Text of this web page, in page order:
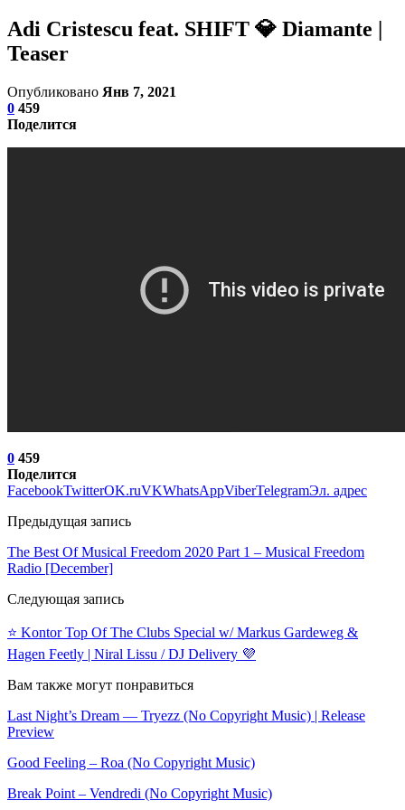
Adi Cristescu feat. SHIFT 💎 Diamante |
Teaser
Опубликовано Янв 7, 2021
0 459
Поделится
0 459
Поделится
FacebookTwitterOK.ruVKWhatsAppViberTelegramЭл. адрес
Предыдущая запись
The Best Of Musical Freedom 2020 Part 1 – Musical Freedom
Radio [December]
Следующая запись
⭐️ Kontor Top Of The Clubs Special w/ Markus Gardeweg &
Hagen Feetly | Niral Lissu / DJ Delivery 💜
Вам также могут понравиться
Last Night’s Dream — Tryezz (No Copyright Music) | Release
Preview
Good Feeling – Roa (No Copyright Music)
Break Point – Vendredi (No Copyright Music)